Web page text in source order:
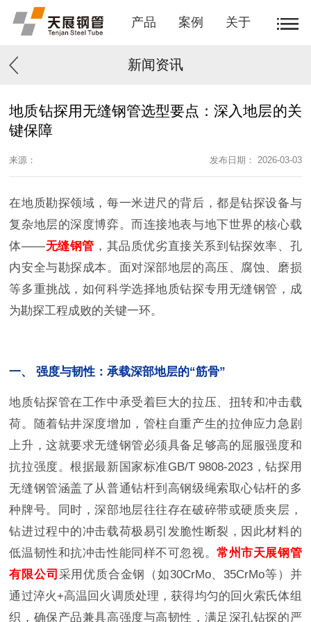
产品 案例 关于
新闻资讯
地质钻探用无缝钢管选型要点：深入地层的关
键保障
来源： 发布日期： 2026-03-03
在地质勘探领域，每一米进尺的背后，都是钻探设备与
复杂地层的深度博弈。而连接地表与地下世界的核心载
体——无缝钢管 ，其品质优劣直接关系到钻探效率、孔
内安全与勘探成本。面对深部地层的高压、腐蚀、磨损
等多重挑战，如何科学选择地质钻探专用无缝钢管，成
为勘探工程成败的关键一环。
一、 强度与韧性：承载深部地层的“筋骨”
地质钻探管在工作中承受着巨大的拉压、扭转和冲击载
荷。随着钻井深度增加，管柱自重产生的拉伸应力急剧
上升，这就要求无缝钢管必须具备足够高的屈服强度和
抗拉强度。根据最新国家标准GB/T 9808-2023，钻探用
无缝钢管涵盖了从普通钻杆到高钢级绳索取心钻杆的多
种牌号。同时，深部地层往往存在破碎带或硬质夹层，
钻进过程中的冲击载荷极易引发脆性断裂，因此材料的
低温韧性和抗冲击性能同样不可忽视。常州市天展钢管
有限公司 采用优质合金钢（如30CrMo、35CrMo等）并
通过淬火+高温回火调质处理，获得均匀的回火索氏体组
织，确保产品兼具高强度与高韧性，满足深孔钻探的严